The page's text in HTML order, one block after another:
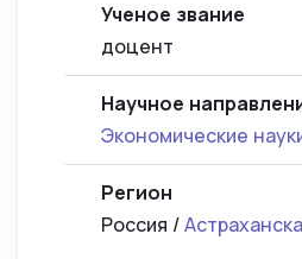
Ученое звание
доцент
Научное
Экономические
Регион
Россия /